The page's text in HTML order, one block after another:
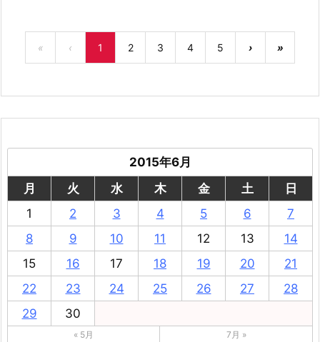
« ‹ 1 2 3 4 5 › »
2015年6月
月
火 水 木 金 土
日
1
2 3 4 5 6
7
8
9 10 11 12 13
14
15
16 17 18 19 20
21
22
23 24 25 26 27
28
29
30
« 5月 7月 »